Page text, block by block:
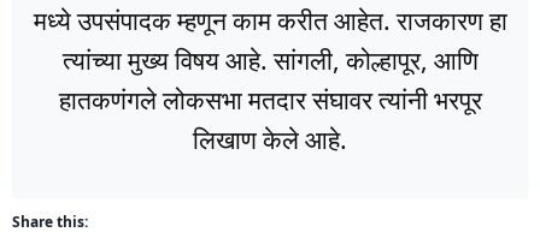
मध्ये उपसंपादक म्हणून काम करीत आहेत. राजकारण हा
त्यांच्या मुख्य विषय आहे. सांगली, कोल्हापूर, आणि
हातकणंगले लोकसभा मतदार संघावर त्यांनी भरपूर
लिखाण केले आहे.
Share this: